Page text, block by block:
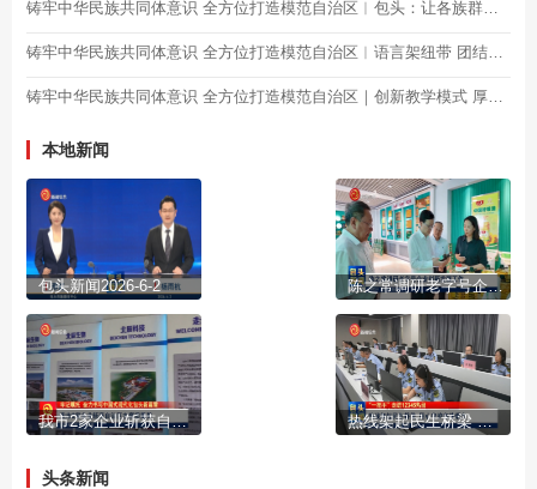
铸牢中华民族共同体意识 全方位打造模范自治区︱包头：让各族群众“住得近、心更亲”
铸牢中华民族共同体意识 全方位打造模范自治区︱语言架纽带 团结向未来
铸牢中华民族共同体意识 全方位打造模范自治区｜创新教学模式 厚植语言根基
本地新闻
包头新闻2026-6-2 陈之常调研老字号企业创新发展工作
我市2家企业斩获自治区主席质量奖 热线架起民生桥梁 用心守护市井烟火
头条新闻